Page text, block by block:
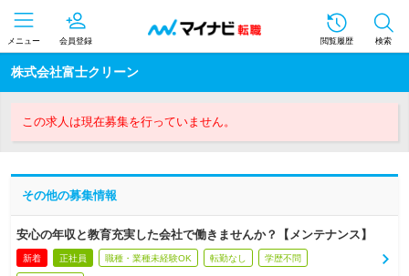
メニュー 会員登録 閲覧履歴 検索
株式会社富士クリーン
この求人は現在募集を行っていません。
その他の募集情報
安心の年収と教育充実した会社で働きませんか？【メンテナンス】
新着 正社員 職種・業種未経験OK 転勤なし 学歴不問